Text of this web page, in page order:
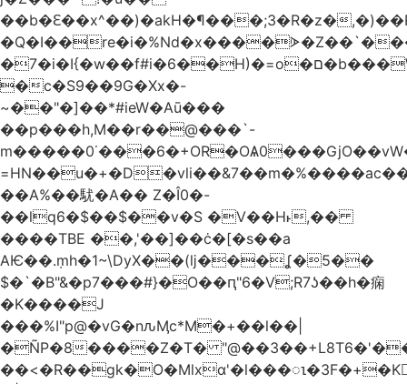
��b�Ԑ��x^��)�akH�¶���;3�R�z�
�7�i�I{�w��f#i�6��H)�=o�ם�b���Wek�Pap8��Jw��՞5��e��e�=w�v��(���co�V�d���Ŭ
�c�S9��9G�Xx�-
~��"�]��*#ieW�Aū���
��p���h,M��r��@���`-
��Α%��駀�A�� Z�Î0�-
��lq6�$��$��v�S �V��H˫,��
����TBE ��,'��]��ċ�[�s��a
AѤ��.ܼmh�1~\DyX��(ǉ���ʆ�5��
$�`�B"&�p7���#}�O��ԥ"6�V;R7ʖ��h�痫
�K����J
���%I"p@�vG�nԉӍc*M�+��l��|
�ÑP�8����Z�T�
��<�R��gk�O�Mlxɑ'�l���ၤ